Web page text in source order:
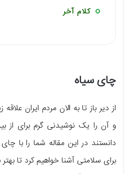
کلام آخر
چای سیاه
از دیر باز تا به الان مردم ایران
و آن را یک نوشیدنی گرم برای
دانستند در این مقاله شما را با
برای سلامتی آشنا خواهیم کرد تا